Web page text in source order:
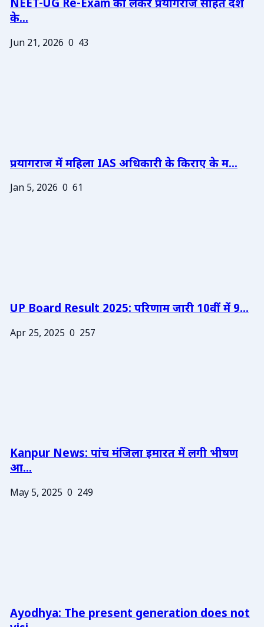
NEET-UG Re-Exam को लेकर प्रयागराज सहित देश
के...
Jun 21, 2026 0 43
प्रयागराज में महिला IAS अधिकारी के किराए के म...
Jan 5, 2026 0 61
UP Board Result 2025: परिणाम जारी 10वीं में 9...
Apr 25, 2025 0 257
Kanpur News: पांच मंजिला इमारत में लगी भीषण
आ...
May 5, 2025 0 249
Ayodhya: The present generation does not